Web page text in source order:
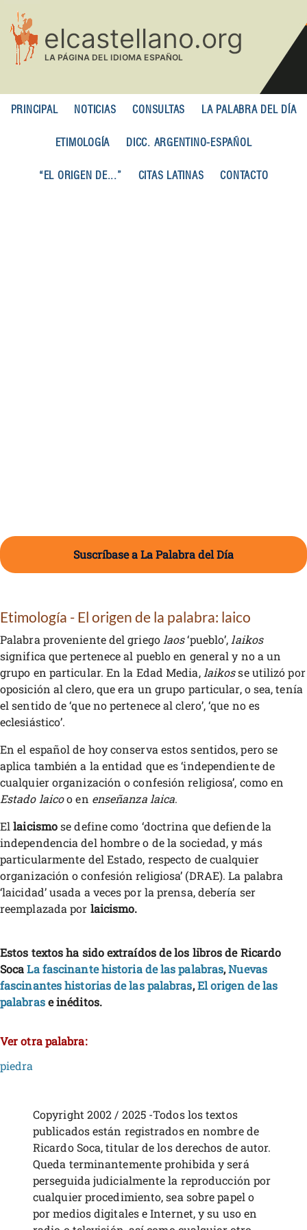
contenido
principal
PRINCIPAL NOTICIAS CONSULTAS LA PALABRA DEL DÍA
ETIMOLOGÍA DICC. ARGENTINO-ESPAÑOL
“EL ORIGEN DE...” CITAS LATINAS CONTACTO
Suscríbase a La Palabra del Día
Etimología - El origen de la palabra: laico
Palabra proveniente del griego laos‘pueblo’, laikos
significa que pertenece al pueblo en general y no a un
grupo en particular. En la Edad Media, laikosse utilizó por
oposición al clero, que era un grupo particular, o sea, tenía
el sentido de ‘que no pertenece al clero’, ‘que no es
eclesiástico’.
En el español de hoy conserva estos sentidos, pero se
aplica también a la entidad que es ‘independiente de
cualquier organización o confesión religiosa’, como en
Estado laicoo en enseñanza laica.
Ellaicismose define como ‘doctrina que defiende la
independencia del hombre o de la sociedad, y más
particularmente del Estado, respecto de cualquier
organización o confesión religiosa’ (DRAE). La palabra
‘laicidad’ usada a veces por la prensa, debería ser
reemplazada por laicismo.
Estos textos ha sido extraídos de los libros de Ricardo
SocaLa fascinante historia de las palabras,Nuevas
fascinantes historias de las palabras,El origen de las
palabrase inéditos.
Ver otra palabra:
piedra
Copyright 2002 / 2025 -Todos los textos
publicados están registrados en nombre de
Ricardo Soca, titular de los derechos de autor.
Queda terminantemente prohibida y será
perseguida judicialmente la reproducción por
cualquier procedimiento, sea sobre papel o
por medios digitales e Internet, y su uso en